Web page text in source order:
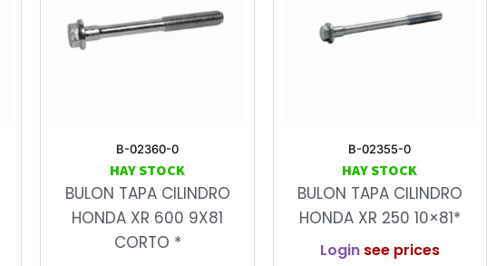
B-02360-0
HAY STOCK
BULON TAPA CILINDRO
HONDA XR 600 9X81
CORTO *
B-02355-0
HAY STOCK
BULON TAPA CILINDRO
HONDA XR 250 10×81*
Loginsee prices